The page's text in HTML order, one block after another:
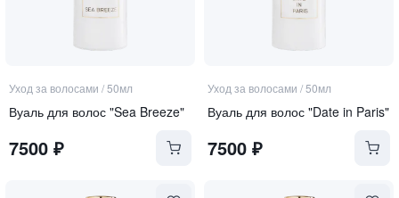
Уход за волосами /50мл
Вуаль для волос "Sea Breeze"
7500 ₽
Уход за волосами /50мл
Вуаль для волос "Date in Paris"
7500₽